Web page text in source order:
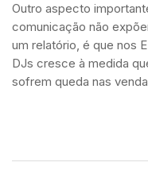
Outro aspecto
comunicação não
um relatório, é que nos
DJs cresce à medida
sofrem queda nas